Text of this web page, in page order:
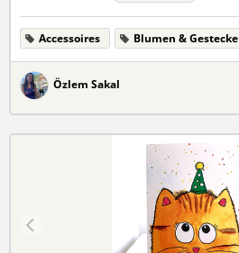
Accessoires Blumen & Gestecke
Özlem Sakal